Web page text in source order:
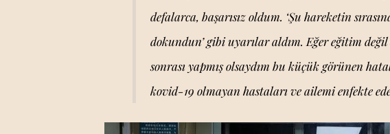
defalarca, başarısız oldum. ‘Şu hareketin
dokundun’ gibi uyarılar aldım. Eğer eğitim
sonrası yapmış olsaydım bu küçük görünen
kovid-19 olmayan hastaları ve ailemi enfekte